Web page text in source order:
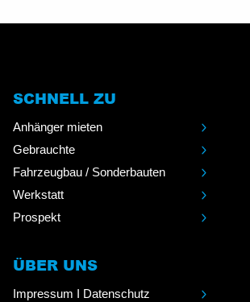
SCHNELL ZU
Anhänger mieten
Gebrauchte
Fahrzeugbau / Sonderbauten
Werkstatt
Prospekt
ÜBER UNS
Impressum I Datenschutz